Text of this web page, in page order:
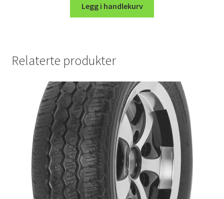
Legg i handlekurv
Relaterte produkter